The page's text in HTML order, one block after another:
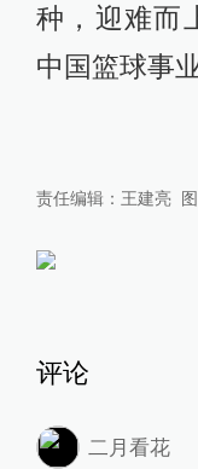
种，迎难而
中国篮球事
责任编辑： 王建亮
评论
二月看花